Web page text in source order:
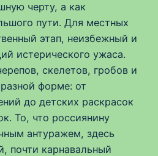
черту, а как
пути. Для местных
этап, неизбежный и
истерического ужаса.
скелетов, гробов и
форме: от
до детских раскрасок
То, что россиянину
антуражем, здесь
почти карнавальный